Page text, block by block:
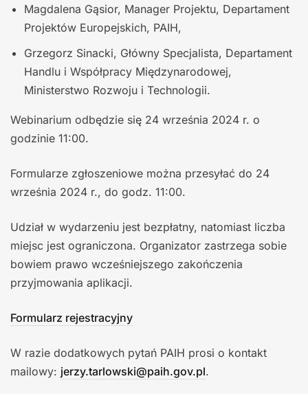
Magdalena Gąsior, Manager Projektu, Departament
Projektów Europejskich, PAIH,
Grzegorz Sinacki, Główny Specjalista, Departament
Handlu i Współpracy Międzynarodowej,
Ministerstwo Rozwoju i Technologii.
Webinarium odbędzie się 24 września 2024 r. o
godzinie 11:00.
Formularze zgłoszeniowe można przesyłać do 24
września 2024 r., do godz. 11:00.
Udział w wydarzeniu jest bezpłatny, natomiast liczba
miejsc jest ograniczona. Organizator zastrzega sobie
bowiem prawo wcześniejszego zakończenia
przyjmowania aplikacji.
Formularz rejestracyjny
W razie dodatkowych pytań PAIH prosi o kontakt
mailowy: jerzy.tarlowski@paih.gov.pl.